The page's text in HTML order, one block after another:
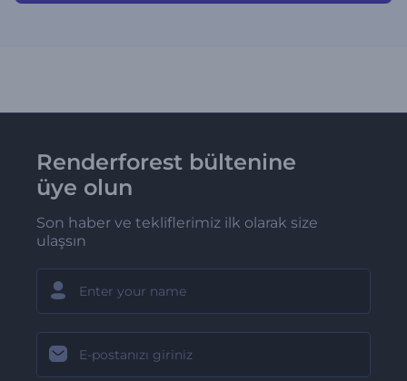
Renderforest bültenine
üye olun
Son haber ve tekliflerimiz ilk olarak size
ulaşsın